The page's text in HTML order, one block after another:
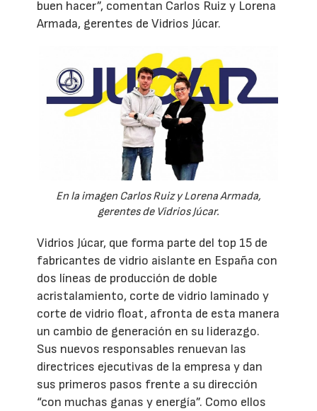
buen hacer”, comentan Carlos Ruiz y Lorena
Armada, gerentes de Vidrios Júcar.
En la imagen Carlos Ruiz y Lorena Armada,
gerentes de Vidrios Júcar.
Vidrios Júcar, que forma parte del top 15 de
fabricantes de vidrio aislante en España con
dos líneas de producción de doble
acristalamiento, corte de vidrio laminado y
corte de vidrio float, afronta de esta manera
un cambio de generación en su liderazgo.
Sus nuevos responsables renuevan las
directrices ejecutivas de la empresa y dan
sus primeros pasos frente a su dirección
“con muchas ganas y energía”. Como ellos